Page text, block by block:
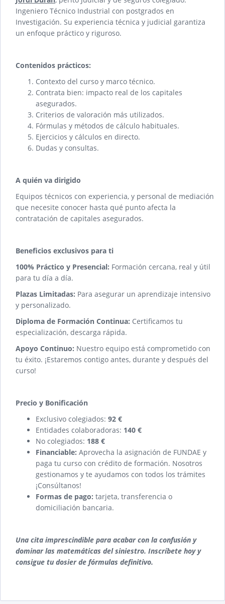
Ingeniero Técnico Industrial con postgrados en
Investigación. Su experiencia técnica y judicial garantiza
un enfoque práctico y riguroso.
Contenidos prácticos:
Contexto del curso y marco técnico.
Contrata bien: impacto real de los capitales
asegurados.
Criterios de valoración más utilizados.
Fórmulas y métodos de cálculo habituales.
Ejercicios y cálculos en directo.
Dudas y consultas.
A quién va dirigido
Equipos técnicos con experiencia, y personal de mediación
que necesite conocer hasta qué punto afecta la
contratación de capitales asegurados.
Beneficios exclusivos para ti
100% Práctico y Presencial: Formación cercana, real y útil
para tu día a día.
Plazas Limitadas: Para asegurar un aprendizaje intensivo
y personalizado.
Diploma de Formación Continua: Certificamos tu
especialización, descarga rápida.
Apoyo Continuo: Nuestro equipo está comprometido con
tu éxito. ¡Estaremos contigo antes, durante y después del
curso!
Precio y Bonificación
Exclusivo colegiados: 92 €
Entidades colaboradoras: 140 €
No colegiados: 188 €
Financiable: Aprovecha la asignación de FUNDAE y
paga tu curso con crédito de formación. Nosotros
gestionamos y te ayudamos con todos los trámites
¡Consúltanos!
Formas de pago: tarjeta, transferencia o
domiciliación bancaria.
Una cita imprescindible para acabar con la confusión y
dominar las matemáticas del siniestro. Inscríbete hoy y
consigue tu dosier de fórmulas definitivo.